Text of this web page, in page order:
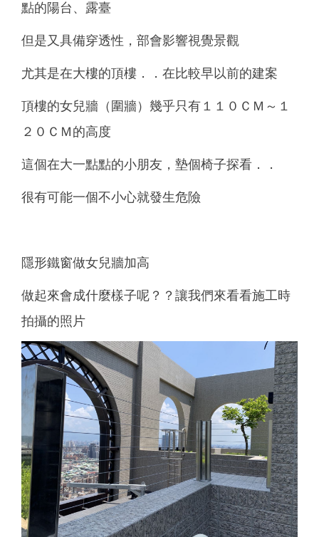
點的陽台、露臺
但是又具備穿透性，部會影響視覺景觀
尤其是在大樓的頂樓．．在比較早以前的建案
頂樓的女兒牆（圍牆）幾乎只有１１０ＣＭ～１
２０ＣＭ的高度
這個在大一點點的小朋友，墊個椅子探看．．
很有可能一個不小心就發生危險
隱形鐵窗做女兒牆加高
做起來會成什麼樣子呢？？讓我們來看看施工時
拍攝的照片